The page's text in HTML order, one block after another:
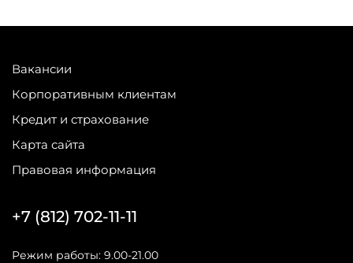
Вакансии
Корпоративным клиентам
Кредит и страхование
Карта сайта
Правовая информация
+7 (812) 702-11-11
Режим работы: 9.00-21.00